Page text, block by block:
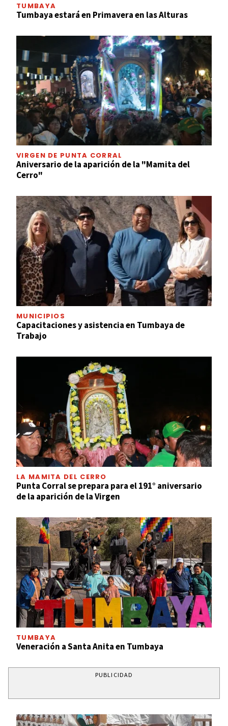
TUMBAYA
Tumbaya estará en Primavera en las Alturas
VIRGEN DE PUNTA CORRAL
Aniversario de la aparición de la "Mamita del
Cerro"
MUNICIPIOS
Capacitaciones y asistencia en Tumbaya de
Trabajo
LA MAMITA DEL CERRO
Punta Corral se prepara para el 191° aniversario
de la aparición de la Virgen
TUMBAYA
Veneración a Santa Anita en Tumbaya
PUBLICIDAD